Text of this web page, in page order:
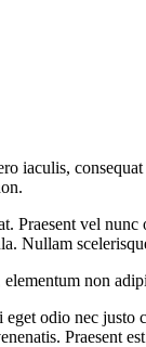
iaculis,
Praesent vel nunc
Nullam
non
odio nec justo
Praesent